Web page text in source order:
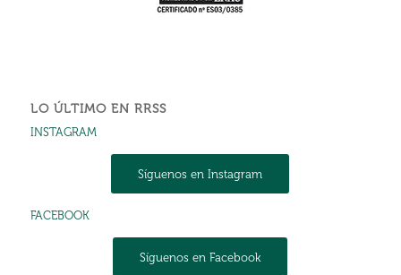
LO ÚLTIMO EN RRSS
INSTAGRAM
Síguenos en Instagram
FACEBOOK
Síguenos en Facebook